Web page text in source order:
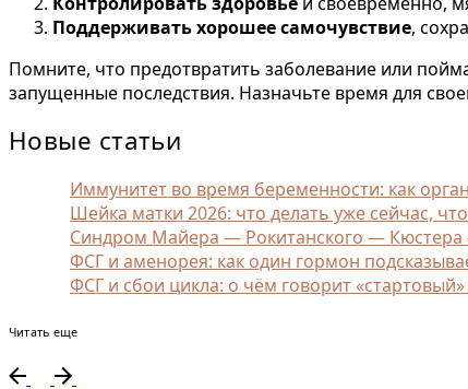
Поддерживать хорошее самочувствие,
Помните, что предотвратить заболевание или
запущенные последствия. Назначьте время для
Новые статьи
Иммунитет во время беременности: как
Шейка матки 2026: что делать уже сейчас,
Синдром Майера — Рокитанского — Кюстера
ФСГ и аменорея: как один гормон
ФСГ и сбои цикла: о чём говорит
Читать еще